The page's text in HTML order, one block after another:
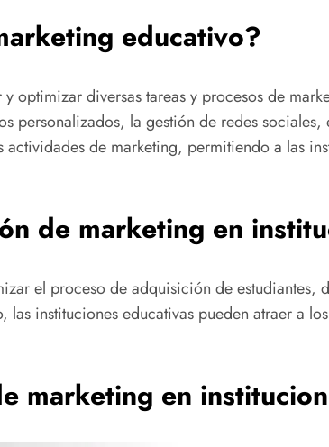
educativo?
optimizar diversas tareas y procesos de
personalizados, la gestión de redes
de marketing, permitiendo a las
de marketing en
el proceso de adquisición de
instituciones educativas pueden atraer a
marketing en